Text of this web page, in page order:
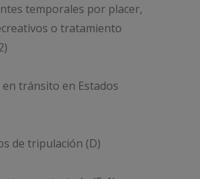
temporales por placer,
o tratamiento
tránsito en Estados
de tripulación (D)